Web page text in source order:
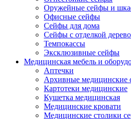
Оружейные сейфы и
Офисные сейфы
Сейфы для дома
Сейфы с отделкой
Темпокассы
Эксклюзивные сейфы
Медицинская мебель и
Аптечки
Архивные медицинские
Картотеки медицинские
Кушетка медицинская
Медицинские кровати
Медицинские столики